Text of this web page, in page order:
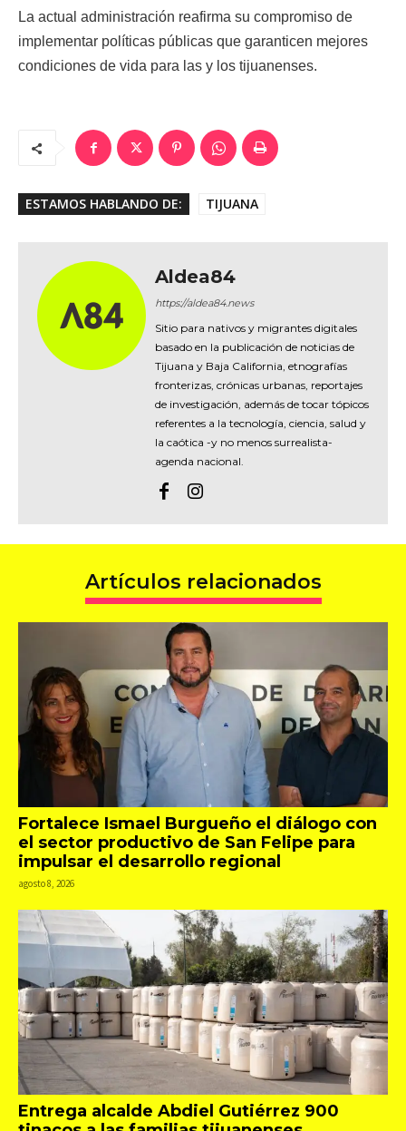
La actual administración reafirma su compromiso de
implementar políticas públicas que garanticen mejores
condiciones de vida para las y los tijuanenses.
ESTAMOS HABLANDO DE: TIJUANA
Aldea84
https://aldea84.news
Sitio para nativos y migrantes digitales
basado en la publicación de noticias de
Tijuana y Baja California, etnografías
fronterizas, crónicas urbanas, reportajes
de investigación, además de tocar tópicos
referentes a la tecnología, ciencia, salud y
la caótica -y no menos surrealista-
agenda nacional.
Artículos relacionados
Fortalece Ismael Burgueño el diálogo con
el sector productivo de San Felipe para
impulsar el desarrollo regional
agosto 8, 2026
Entrega alcalde Abdiel Gutiérrez 900